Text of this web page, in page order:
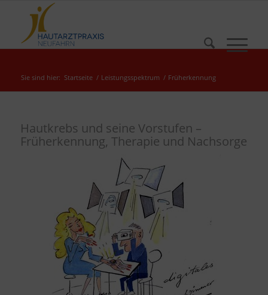
Sie sind hier: Startseite / Leistungsspektrum / Früherkennung
Hautkrebs und seine Vorstufen –
Früherkennung, Therapie und Nachsorge